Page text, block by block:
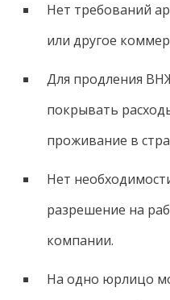
Нет требований
или другое
Для продления
покрывать
проживание в
Нет
разрешение на
компании.
На одно юрлицо